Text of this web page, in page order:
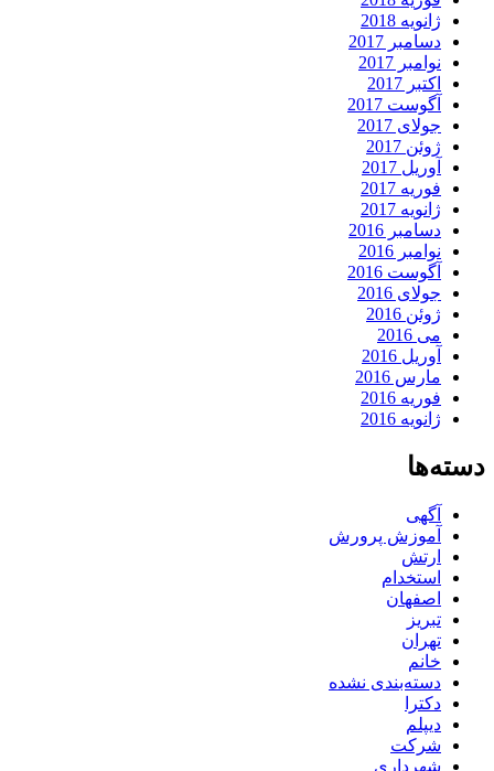
ژانویه 2018
دسامبر 2017
نوامبر 2017
اکتبر 2017
آگوست 2017
جولای 2017
ژوئن 2017
آوریل 2017
فوریه 2017
ژانویه 2017
دسامبر 2016
نوامبر 2016
آگوست 2016
جولای 2016
ژوئن 2016
می 2016
آوریل 2016
مارس 2016
فوریه 2016
ژانویه 2016
دسته‌ها
آگهی
آموزش پرورش
ارتش
استخدام
اصفهان
تبریز
تهران
خانم
دسته‌بندی نشده
دکترا
دیپلم
شرکت
شهرداری